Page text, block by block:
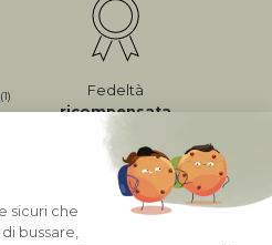
(1)
Fedeltà
ricompensata